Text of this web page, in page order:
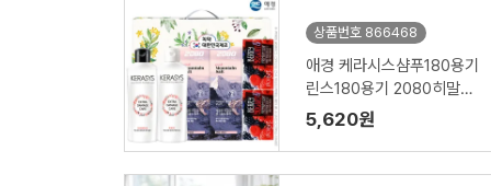
상품번호 866468
애경 케라시스샴푸180용기
린스180용기 2080히말라
야핑크솔트치약100g2P 포
인트베리비누2P(6종)
5,620원